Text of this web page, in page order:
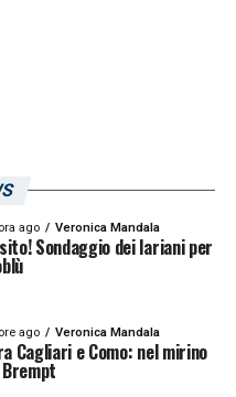
ago Veronica Mandala
Sondaggio dei lariani per
ago Veronica Mandala
Cagliari e Como: nel mirino
Brempt